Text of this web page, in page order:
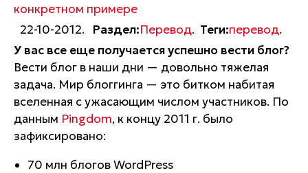
конкретном примере
22-10-2012.
Раздел:Перевод. Теги:перевод.
У вас все еще получается успешно вести блог?
Вести блог в наши дни — довольно тяжелая
задача. Мир блоггинга — это битком набитая
вселенная с ужасающим числом участников. По
данным Pingdom, к концу 2011 г. было
зафиксировано:
70 млн блогов WordPress